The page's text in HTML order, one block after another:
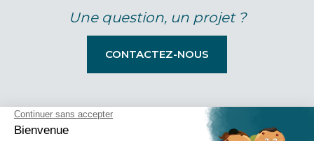
Une question, un projet ?
CONTACTEZ-NOUS